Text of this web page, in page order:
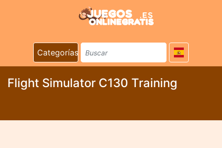
Categorías
Flight Simulator C130 Training